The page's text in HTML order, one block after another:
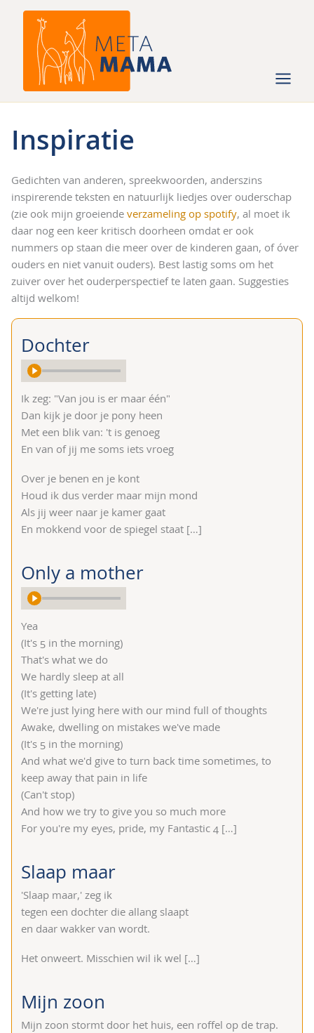
Inspiratie
Gedichten van anderen, spreekwoorden, anderszins
inspirerende teksten en natuurlijk liedjes over ouderschap
(zie ook mijn groeiende verzameling op spotify, al moet ik
daar nog een keer kritisch doorheen omdat er ook
nummers op staan die meer over de kinderen gaan, of óver
ouders en niet vanuit ouders). Best lastig soms om het
zuiver over het ouderperspectief te laten gaan. Suggesties
altijd welkom!
Dochter
Ik zeg: "Van jou is er maar één"
Dan kijk je door je pony heen
Met een blik van: 't is genoeg
En van of jij me soms iets vroeg
Over je benen en je kont
Houd ik dus verder maar mijn mond
Als jij weer naar je kamer gaat
En mokkend voor de spiegel staat […]
Only a mother
Yea
(It's 5 in the morning)
That's what we do
We hardly sleep at all
(It's getting late)
We're just lying here with our mind full of thoughts
Awake, dwelling on mistakes we've made
(It's 5 in the morning)
And what we'd give to turn back time sometimes, to
keep away that pain in life
(Can't stop)
And how we try to give you so much more
For you're my eyes, pride, my Fantastic 4 […]
Slaap maar
'Slaap maar,' zeg ik
tegen een dochter die allang slaapt
en daar wakker van wordt.
Het onweert. Misschien wil ik wel […]
Mijn zoon
Mijn zoon stormt door het huis, een roffel op de trap.